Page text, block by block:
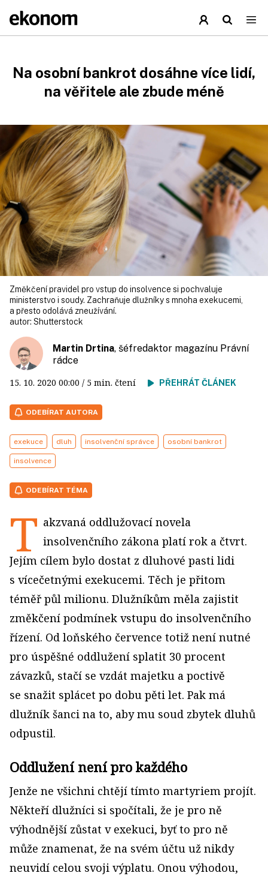
Na osobní bankrot dosáhne více lidí,
na věřitele ale zbude méně
Změkčení pravidel pro vstup do insolvence si pochvaluje
ministerstvo i soudy. Zachraňuje dlužníky s mnoha exekucemi,
a přesto odolává zneužívání.
autor: Shutterstock
Martin Drtina, šéfredaktor magazínu Právní
rádce
15. 10. 2020 00:00 / 5 min. čtení PŘEHRÁT ČLÁNEK
ODEBÍRAT AUTORA
exekuce dluh insolvenční správce osobní bankrot
insolvence
ODEBÍRAT TÉMA
T akzvaná oddlužovací novela
insolvenčního zákona platí rok a čtvrt.
Jejím cílem bylo dostat z dluhové pasti lidi
s vícečetnými exekucemi. Těch je přitom
téměř půl milionu. Dlužníkům měla zajistit
změkčení podmínek vstupu do insolvenčního
řízení. Od loňského července totiž není nutné
pro úspěšné oddlužení splatit 30 procent
závazků, stačí se vzdát majetku a poctivě
se snažit splácet po dobu pěti let. Pak má
dlužník šanci na to, aby mu soud zbytek dluhů
odpustil.
Oddlužení není pro každého
Jenže ne všichni chtějí tímto martyriem projít.
Někteří dlužníci si spočítali, že je pro ně
výhodnější zůstat v exekuci, byť to pro ně
může znamenat, že na svém účtu už nikdy
neuvidí celou svoji výplatu. Onou výhodou,